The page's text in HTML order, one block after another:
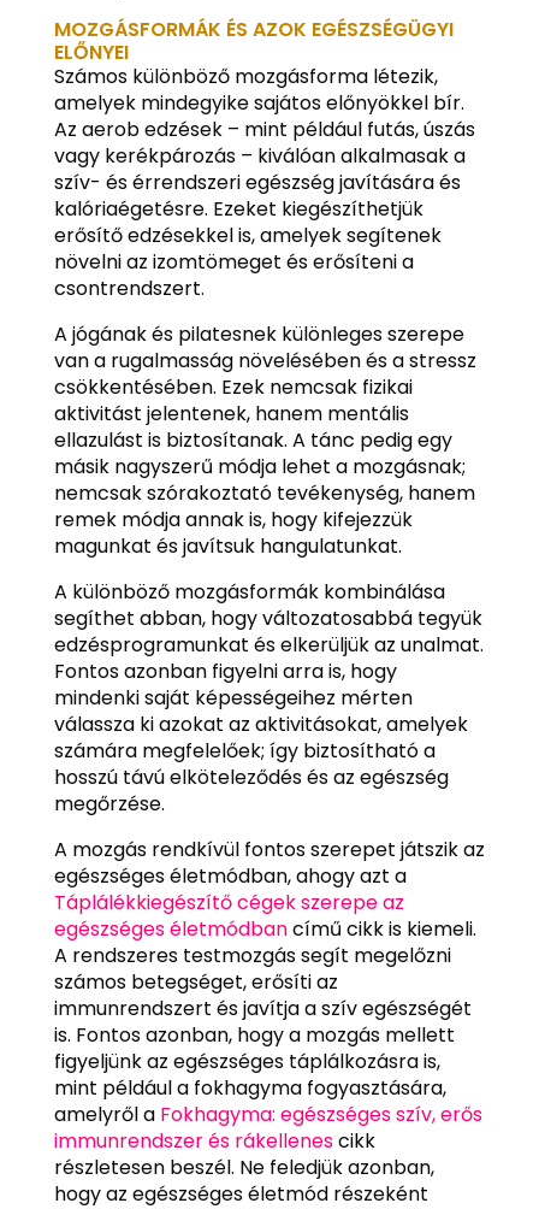
MOZGÁSFORMÁK ÉS AZOK EGÉSZSÉGÜGYI
ELŐNYEI
Számos különböző mozgásforma létezik,
amelyek mindegyike sajátos előnyökkel bír.
Az aerob edzések – mint például futás, úszás
vagy kerékpározás – kiválóan alkalmasak a
szív- és érrendszeri egészség javítására és
kalóriaégetésre. Ezeket kiegészíthetjük
erősítő edzésekkel is, amelyek segítenek
növelni az izomtömeget és erősíteni a
csontrendszert.
A jógának és pilatesnek különleges szerepe
van a rugalmasság növelésében és a stressz
csökkentésében. Ezek nemcsak fizikai
aktivitást jelentenek, hanem mentális
ellazulást is biztosítanak. A tánc pedig egy
másik nagyszerű módja lehet a mozgásnak;
nemcsak szórakoztató tevékenység, hanem
remek módja annak is, hogy kifejezzük
magunkat és javítsuk hangulatunkat.
A különböző mozgásformák kombinálása
segíthet abban, hogy változatosabbá tegyük
edzésprogramunkat és elkerüljük az unalmat.
Fontos azonban figyelni arra is, hogy
mindenki saját képességeihez mérten
válassza ki azokat az aktivitásokat, amelyek
számára megfelelőek; így biztosítható a
hosszú távú elköteleződés és az egészség
megőrzése.
A mozgás rendkívül fontos szerepet játszik az
egészséges életmódban, ahogy azt a
Táplálékkiegészítő cégek szerepe az
egészséges életmódbancímű cikk is kiemeli.
A rendszeres testmozgás segít megelőzni
számos betegséget, erősíti az
immunrendszert és javítja a szív egészségét
is. Fontos azonban, hogy a mozgás mellett
figyeljünk az egészséges táplálkozásra is,
mint például a fokhagyma fogyasztására,
amelyről a Fokhagyma: egészséges szív, erős
immunrendszer és rákellenescikk
részletesen beszél. Ne feledjük azonban,
hogy az egészséges életmód részeként